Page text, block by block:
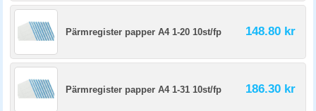
Pärmregister papper A4 1-20 10st/fp 148.80 kr
Pärmregister papper A4 1-31 10st/fp 186.30 kr